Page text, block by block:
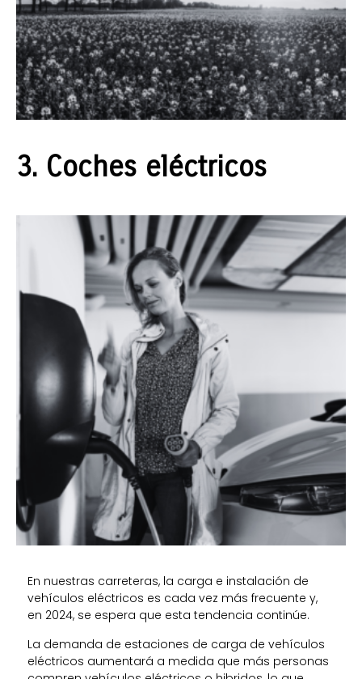
3. Coches eléctricos
En nuestras carreteras, la carga e instalación de
vehículos eléctricos es cada vez más frecuente y,
en 2024, se espera que esta tendencia continúe.
La demanda de estaciones de carga de vehículos
eléctricos aumentará a medida que más personas